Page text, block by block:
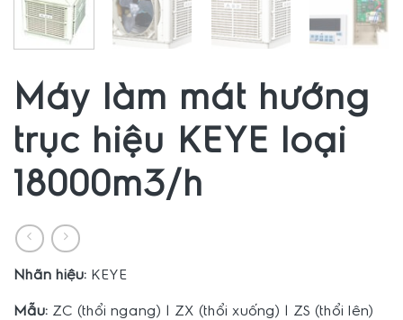
Máy làm mát hướng
trục hiệu KEYE loại
18000m3/h
Nhãn hiệu: KEYE
Mẫu: ZC (thổi ngang) | ZX (thổi xuống) | ZS (thổi lên)